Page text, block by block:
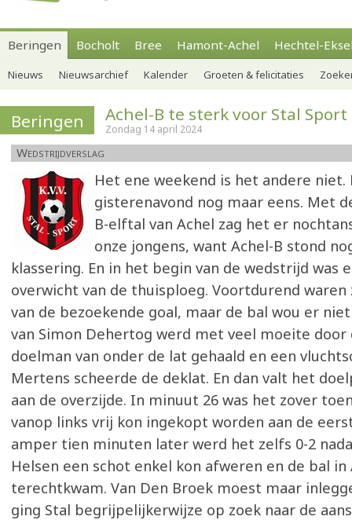
Beringen Bocholt Bree Hamont-Achel Hechtel-
Nieuws Nieuwsarchief Kalender Groeten & felicitaties
Beringen Achel-B te sterk voor Stal Sport
Zondag 14 april 2024
Wedstrijdverslag
Het ene weekend is het andere niet.
gisterenavond nog maar eens. Met
B-elftal van Achel zag het er
onze jongens, want Achel-B stond
klassering. En in het begin van de wedstrijd was
overwicht van de thuisploeg. Voortdurend
van de bezoekende goal, maar de bal wou er
van Simon Dehertog werd met veel moeite door
doelman van onder de lat gehaald en een
Mertens scheerde de deklat. En dan valt het
aan de overzijde. In minuut 26 was het zover
vanop links vrij kon ingekopt worden aan de
amper tien minuten later werd het zelfs 0-2
Helsen een schot enkel kon afweren en de bal in
terechtkwam. Van Den Broek moest maar
ging Stal begrijpelijkerwijze op zoek naar de